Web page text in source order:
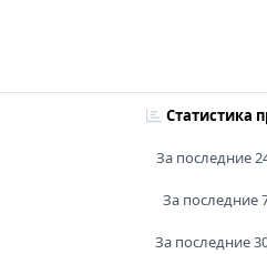
Статистика
За последние
За последние
За последние